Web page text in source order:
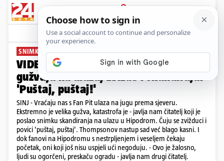
PRIJAVA
News Komentari
SNIMKA S HIPODROMA
VIDEO Thompson kasni, fanovi se
gužvaju na ulazu, zvižde i skandiraju:
'Puštaj, puštaj!'
SINJ - Vraćaju nas s Fan Pit ulaza na jugu prema sjeveru.
Ekstremno je velika gužva, katastrofa je - javlja nam čitatelj koji je
poslao snimku skandiranja na ulazu u Hipodrom. Čuju se zvižduci i
povici 'puštaj, puštaj'. Thompsonov nastup sad već blago kasni. I
dok fanovi na Hipodromu s nestrpljenjem i veseljem čekaju
početak, oni koji još nisu uspjeli ući negoduju. - Ovo je žalosno,
ljudi su ogorčeni, preskaču ogradu - javlja nam drugi čitatelj.